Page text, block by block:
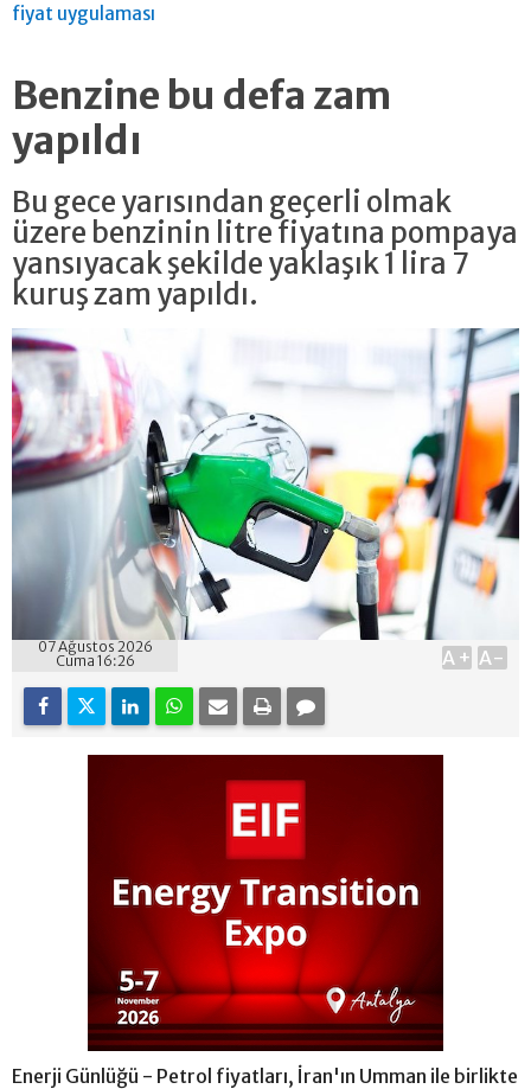
fiyat uygulaması
Benzine bu defa zam
yapıldı
Bu gece yarısından geçerli olmak
üzere benzinin litre fiyatına pompaya
yansıyacak şekilde yaklaşık 1 lira 7
kuruş zam yapıldı.
07 Ağustos 2026
Cuma 16:26
A+ A-
Enerji Günlüğü - Petrol fiyatları, İran'ın Umman ile birlikte